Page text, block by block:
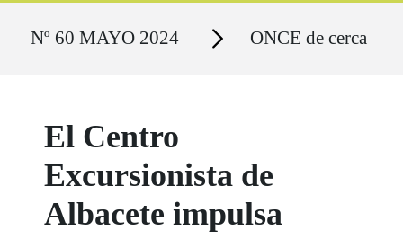
Nº 60 MAYO 2024 Secciones ONCE de cerca
El Centro
Excursionista de
Albacete impulsa